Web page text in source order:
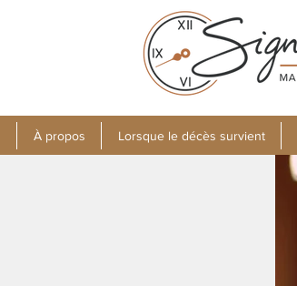
À propos Lorsque le décès survient